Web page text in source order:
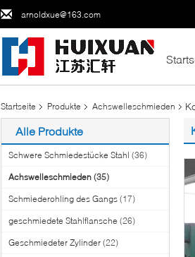
arnoldxue@163.com
Startseite Produkte Achswelleschmieden
Alle Produkte
Schwere Schmiedestücke Stahl (36)
Achswelleschmieden (35)
Schmiederohling des Gangs (17)
geschmiedete Stahlflansche (26)
Geschmiedeter Zylinder (22)